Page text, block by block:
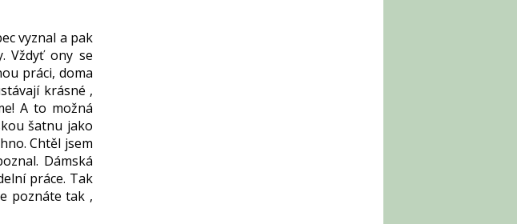
vyznal a pak
Vždyť ony se
práci, doma
krásné ,
A to možná
šatnu jako
Chtěl jsem
Dámská
práce. Tak
poznáte tak ,